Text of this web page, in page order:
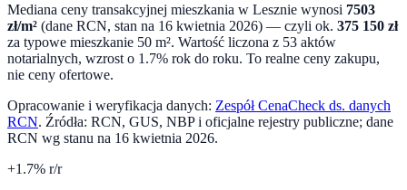
Mediana ceny transakcyjnej mieszkania w Lesznie wynosi 7503
zł/m² (dane RCN, stan na 16 kwietnia 2026) — czyli ok. 375 150 zł
za typowe mieszkanie 50 m². Wartość liczona z 53 aktów
notarialnych, wzrost o 1.7% rok do roku. To realne ceny zakupu,
nie ceny ofertowe.
Opracowanie i weryfikacja danych: Zespół CenaCheck ds. danych
RCN. Źródła: RCN, GUS, NBP i oficjalne rejestry publiczne; dane
RCN wg stanu na 16 kwietnia 2026.
+1.7% r/r